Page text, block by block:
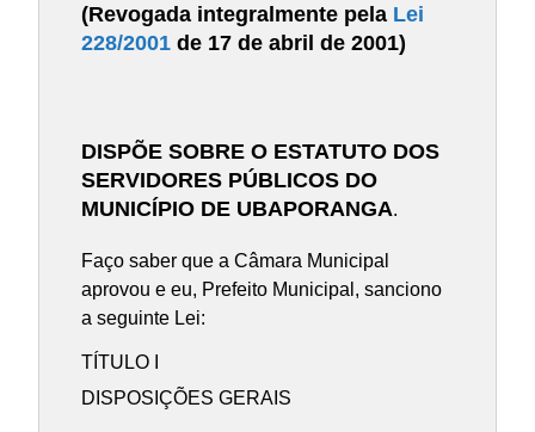
(Revogada integralmente pela Lei
228/2001 de 17 de abril de 2001)
DISPÕE SOBRE O ESTATUTO DOS
SERVIDORES PÚBLICOS DO
MUNICÍPIO DE UBAPORANGA.
Faço saber que a Câmara Municipal
aprovou e eu, Prefeito Municipal, sanciono
a seguinte Lei:
TÍTULO I
DISPOSIÇÕES GERAIS